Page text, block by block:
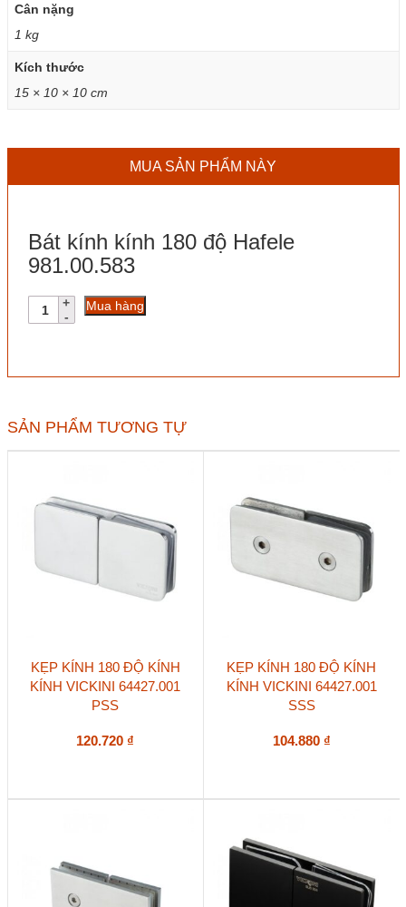
Cân nặng
1 kg
Kích thước
15 × 10 × 10 cm
MUA SẢN PHẨM NÀY
Bát kính kính 180 độ Hafele
981.00.583
Bát
kính
lượng
Mua hàng
SẢN PHẨM TƯƠNG TỰ
KẸP KÍNH 180 ĐỘ KÍNH
KÍNH VICKINI 64427.001
PSS
120.720 ₫
KẸP KÍNH 180 ĐỘ KÍNH
KÍNH VICKINI 64427.001
SSS
104.880 ₫